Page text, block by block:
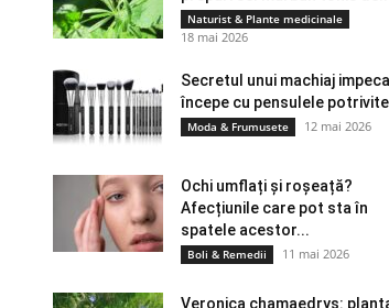
Naturist & Plante medicinale
18 mai 2026
Secretul unui machiaj
începe cu pensulele potrivite
Moda & Frumusete 12 mai 2026
Ochi umflați și roșeață?
Afecțiunile care pot sta în
spatele acestor...
Boli & Remedii 11 mai 2026
Veronica chamaedrys: